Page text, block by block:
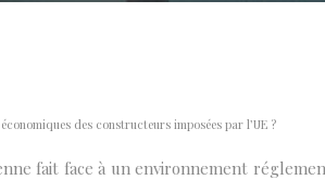
des constructeurs imposées par l’UE ?
fait face à un environnement